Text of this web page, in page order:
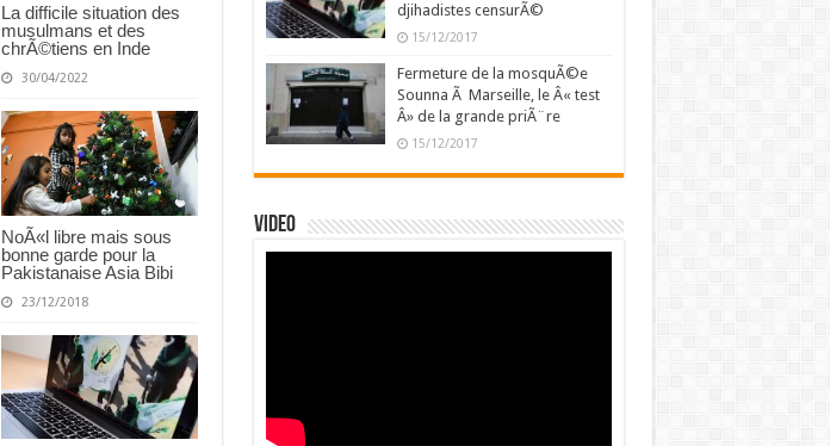
La difficile situation des
musulmans et des
chrÃ©tiens en Inde
30/04/2022
NoÃ«l libre mais sous
bonne garde pour la
Pakistanaise Asia Bibi
23/12/2018
djihadistes censurÃ©
15/12/2017
Fermeture de la mosquÃ©e
Sounna Ã Marseille, le Â« test
Â» de la grande priÃ¨re
15/12/2017
Video